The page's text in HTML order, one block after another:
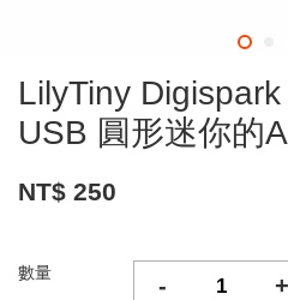
LilyTiny
USB 圓形迷你的
NT$ 250
數量 - +